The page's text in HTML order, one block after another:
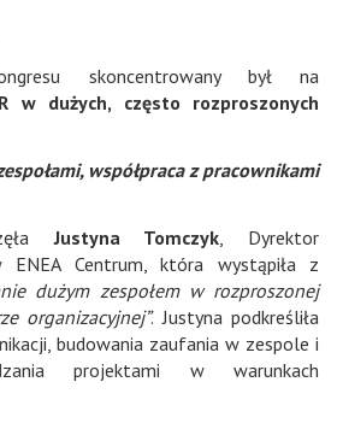
skoncentrowany był na
w dużych, często rozproszonych
współpraca z pracownikami
Justyna Tomczyk , Dyrektor
Centrum, która wystąpiła z
dużym zespołem w rozproszonej
organizacyjnej”. Justyna podkreśliła
budowania zaufania w zespole i
projektami w warunkach